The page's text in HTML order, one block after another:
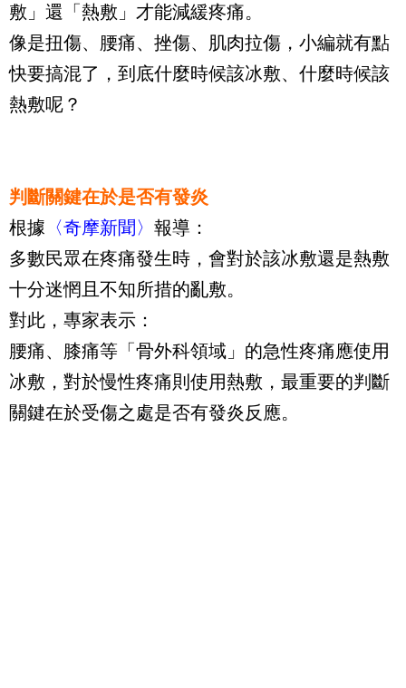
敷」還「熱敷」才能減緩疼痛。
像是扭傷、腰痛、挫傷、肌肉拉傷，小編就有點
快要搞混了，到底什麼時候該冰敷、什麼時候該
熱敷呢？
判斷關鍵在於是否有發炎
根據 〈奇摩新聞〉 報導：
多數民眾在疼痛發生時，會對於該冰敷還是熱敷
十分迷惘且不知所措的亂敷。
對此，專家表示：
腰痛、膝痛等「骨外科領域」的急性疼痛應使用
冰敷，對於慢性疼痛則使用熱敷，最重要的判斷
關鍵在於受傷之處是否有發炎反應。